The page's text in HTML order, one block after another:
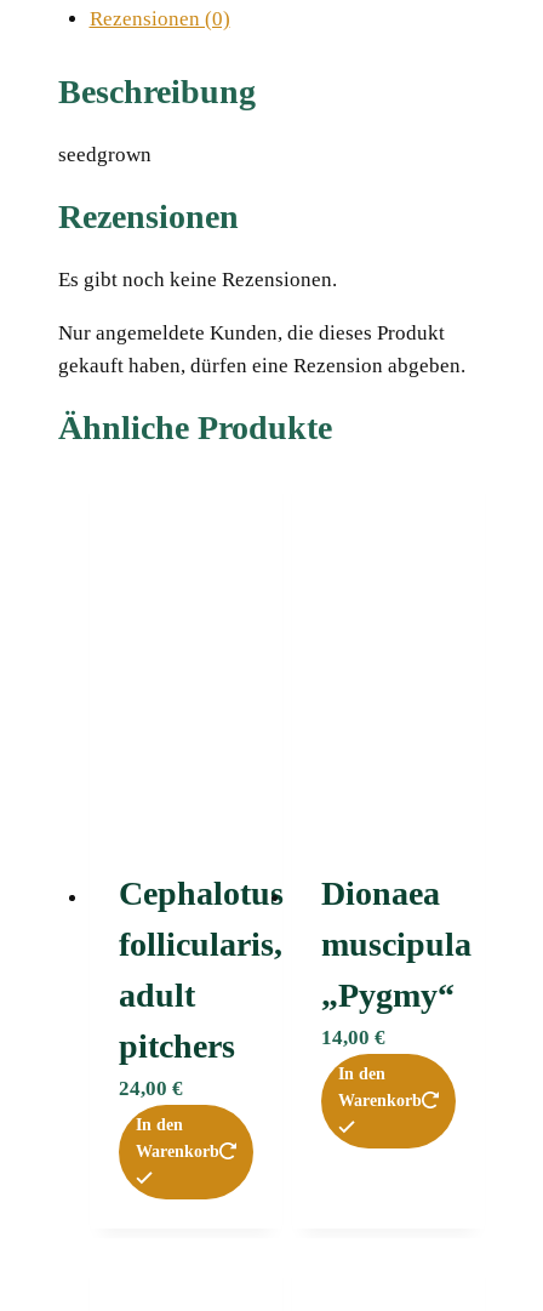
Rezensionen (0)
Beschreibung
seedgrown
Rezensionen
Es gibt noch keine Rezensionen.
Nur angemeldete Kunden, die dieses Produkt
gekauft haben, dürfen eine Rezension abgeben.
Ähnliche Produkte
Cephalotus
follicularis,
adult
pitchers
24,00 €
In den
Warenkorb
Dionaea
muscipula
„Pygmy“
14,00 €
In den
Warenkorb